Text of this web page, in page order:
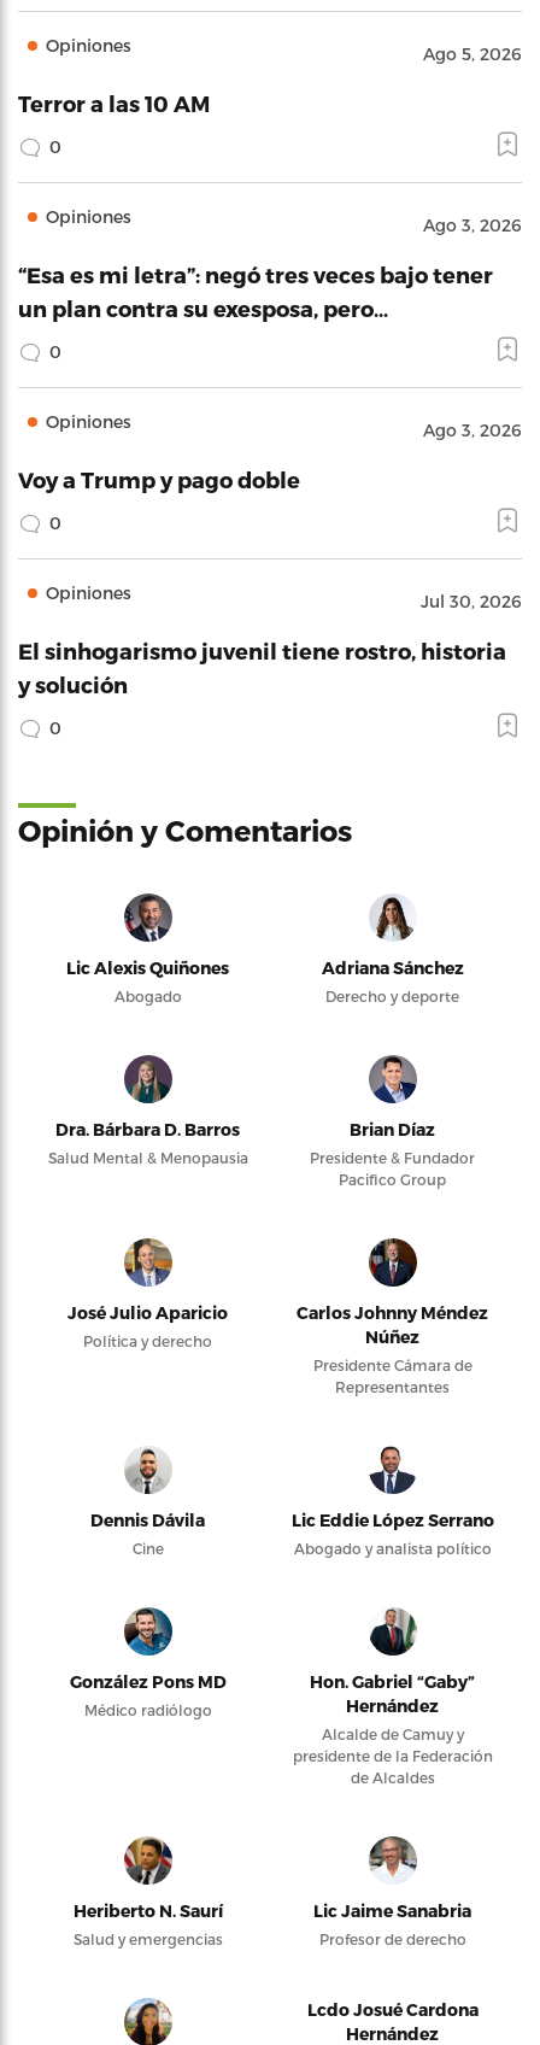
Opiniones Ago 5, 2026
Terror a las 10 AM
0
Opiniones Ago 3, 2026
“Esa es mi letra”: negó tres veces bajo tener
un plan contra su exesposa, pero…
0
Opiniones Ago 3, 2026
Voy a Trump y pago doble
0
Opiniones Jul 30, 2026
El sinhogarismo juvenil tiene rostro, historia
y solución
0
Opinión y Comentarios
Lic Alexis Quiñones
Abogado
Adriana Sánchez
Derecho y deporte
Dra. Bárbara D. Barros
Salud Mental & Menopausia
Brian Díaz
Presidente & Fundador
Pacifico Group
José Julio Aparicio
Política y derecho
Carlos Johnny Méndez
Núñez
Presidente Cámara de
Representantes
Dennis Dávila
Cine
Lic Eddie López Serrano
Abogado y analista político
González Pons MD
Médico radiólogo
Hon. Gabriel “Gaby”
Hernández
Alcalde de Camuy y
presidente de la Federación
de Alcaldes
Heriberto N. Saurí
Salud y emergencias
Lic Jaime Sanabria
Profesor de derecho
Lcdo Josué Cardona
Hernández